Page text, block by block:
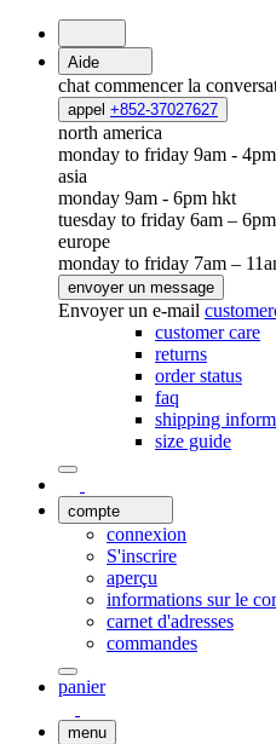
Aide
chat commencer la
appel +852-37027627
north america
monday to friday 9am -
asia
monday 9am - 6pm hkt
tuesday to friday 6am –
europe
monday to friday 7am –
envoyer un message
Envoyer un e-mail
customer care
returns
order status
faq
shipping
size guide
compte
connexion
S'inscrire
aperçu
informations sur le
carnet d'adresses
commandes
panier
menu